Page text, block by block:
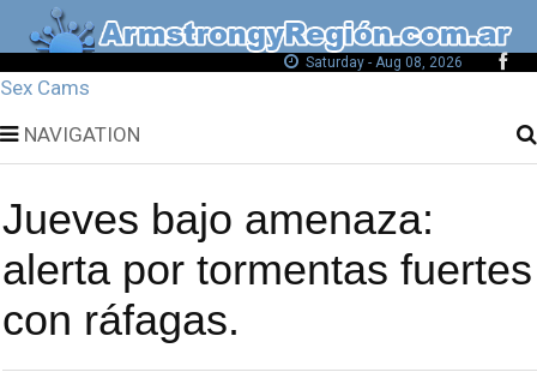
Saturday - Aug 08, 2026
Sex Cams
NAVIGATION
Jueves bajo amenaza:
alerta por tormentas fuertes
con ráfagas.